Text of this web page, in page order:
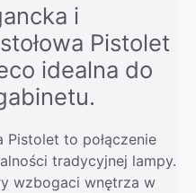
i
Pistolet
idealna do
Pistolet to połączenie
tradycyjnej lampy.
wzbogaci wnętrza w